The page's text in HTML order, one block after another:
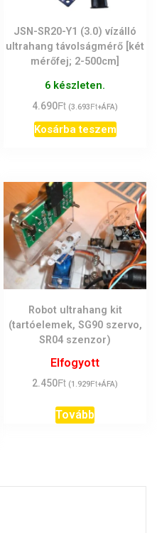
JSN-SR20-Y1 (3.0) vízálló
ultrahang távolságmérő [két
mérőfej; 2-500cm]
6 készleten.
4.690Ft (3.693Ft+ÁFA)
Kosárba teszem
Robot ultrahang kit
(tartóelemek, SG90 szervo,
SR04 szenzor)
Elfogyott
2.450Ft (1.929Ft+ÁFA)
Tovább